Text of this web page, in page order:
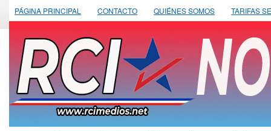
PÁGINA PRINCIPAL CONTACTO QUIÉNES SOMOS TARIFAS